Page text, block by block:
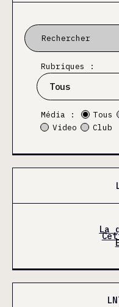
Rubriques :
Média : Tous
Video
Club
La